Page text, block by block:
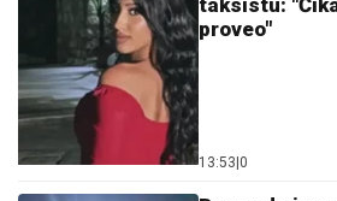
taksistu:
proveo"
13:53 0